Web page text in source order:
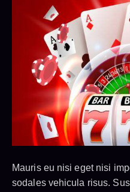
Mauris eu nisi eget nisi
sodales vehicula risus.